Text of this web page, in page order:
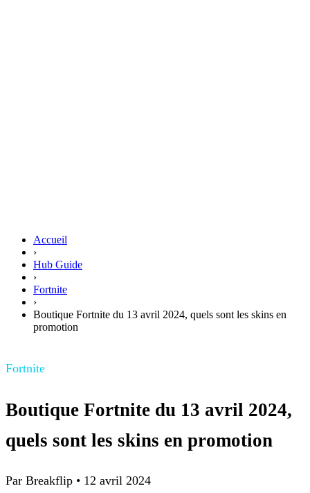
Accueil
›
Hub Guide
›
Fortnite
›
Boutique Fortnite du 13 avril 2024, quels sont les skins en
promotion
Fortnite
Boutique Fortnite du 13 avril 2024,
quels sont les skins en promotion
Par Breakflip • 12 avril 2024